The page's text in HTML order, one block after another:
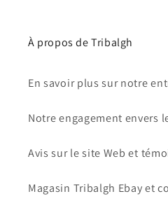
À propos de Tribalgh
En savoir plus sur notre
Notre engagement envers
Avis sur le site Web et
Magasin Tribalgh Ebay et